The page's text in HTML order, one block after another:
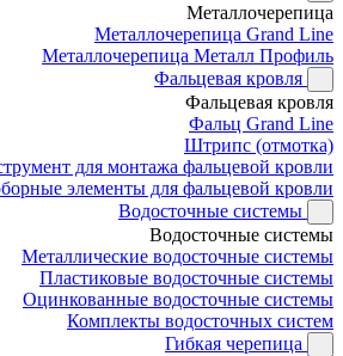
Металлочерепица
Металлочерепица Grand Line
Металлочерепица Металл Профиль
Фальцевая кровля
Фальцевая кровля
Фальц Grand Line
Штрипс (отмотка)
для монтажа фальцевой кровли
элементы для фальцевой кровли
Водосточные системы
Водосточные системы
Металлические водосточные системы
Пластиковые водосточные системы
Оцинкованные водосточные системы
Комплекты водосточных систем
Гибкая черепица